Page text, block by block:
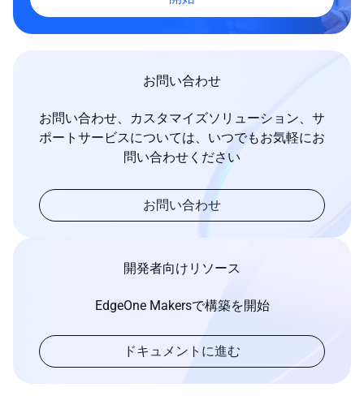
お問い合わせ
お問い合わせ、カスタマイズソリューション、サ
ポートサービスについては、いつでもお気軽にお
問い合わせください
お問い合わせ
開発者向けリソース
EdgeOne Makersで構築を開始
ドキュメントに進む